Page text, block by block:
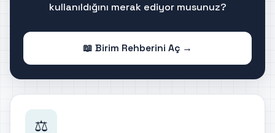
kullanıldığını merak ediyor musunuz?
📖 Birim Rehberini Aç →
⚖️